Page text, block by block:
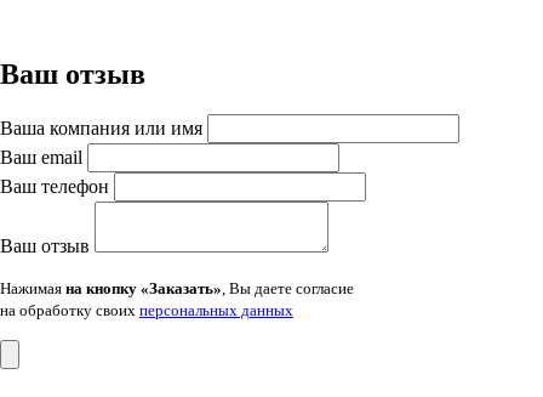
Ваш отзыв
Ваша компания или имя
Ваш email
Ваш телефон
Ваш отзыв
Нажимая на кнопку «Заказать», Вы даете согласие
на обработку своих персональных данных